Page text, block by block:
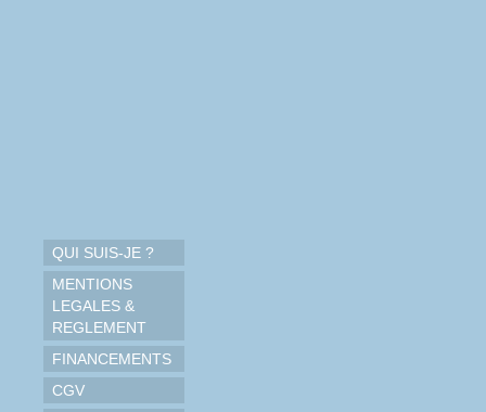
QUI SUIS-JE ?
MENTIONS
LEGALES &
REGLEMENT
FINANCEMENTS
CGV